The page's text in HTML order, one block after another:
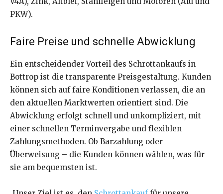
PKW).
Faire Preise und schnelle Abwicklung
Ein entscheidender Vorteil des Schrottankaufs in
Bottrop ist die transparente Preisgestaltung. Kunden
können sich auf faire Konditionen verlassen, die an
den aktuellen Marktwerten orientiert sind. Die
Abwicklung erfolgt schnell und unkompliziert, mit
einer schnellen Terminvergabe und flexiblen
Zahlungsmethoden. Ob Barzahlung oder
Überweisung – die Kunden können wählen, was für
sie am bequemsten ist.